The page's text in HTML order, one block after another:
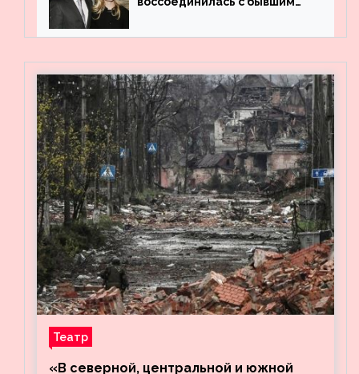
Театр
«В северной, центральной и южной